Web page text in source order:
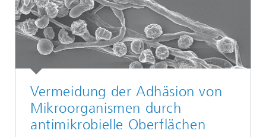
Vermeidung der Adhäsion von
Mikroorganismen durch
antimikrobielle Oberflächen